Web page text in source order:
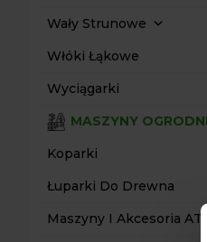
Wały Strunowe
Włóki Łąkowe
Wyciągarki
MASZYNY
Koparki
Łuparki Do Drewna
Maszyny I Akcesoria